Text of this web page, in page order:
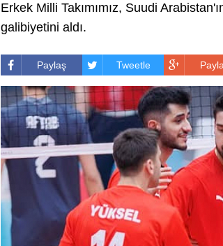
Erkek Milli Takımımız, Suudi
galibiyetini aldı.
Paylaş Tweetle